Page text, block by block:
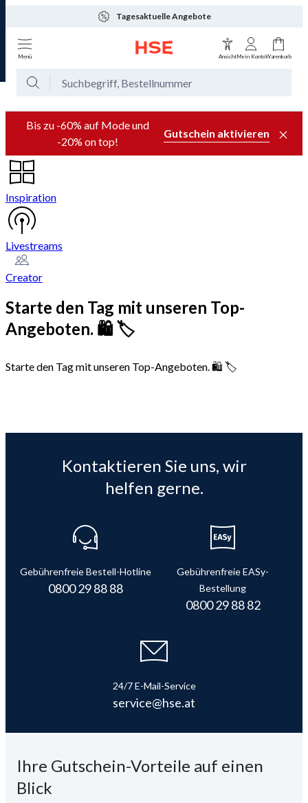
Tagesaktuelle Angebote
Menü AnsichtMein KontoWarenkorb
Bis zu -60% auf Mode und
-20% on top!
Gutschein aktivieren
Inspiration
Livestreams
Creator
Starte den Tag mit unseren Top-
Angeboten. 🛍️ 🏷️
Starte den Tag mit unseren Top-Angeboten. 🛍️ 🏷️
Kontaktieren Sie uns, wir
helfen gerne.
Gebührenfreie Bestell-Hotline
0800 29 88 88
Gebührenfreie EASy-
Bestellung
0800 29 88 82
24/7 E-Mail-Service
service@hse.at
Ihre Gutschein-Vorteile auf einen
Blick